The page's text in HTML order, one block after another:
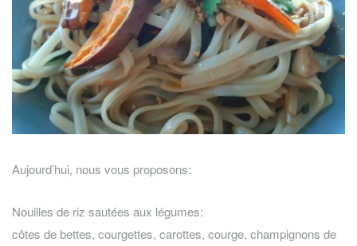
Aujourd’hui, nous vous proposons:
Nouilles de riz sautées aux légumes:
côtes de bettes, courgettes, carottes, courge, champignons de